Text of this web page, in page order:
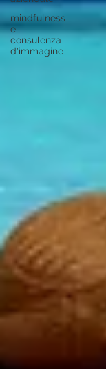
mindfulness
e
consulenza
d'immagine